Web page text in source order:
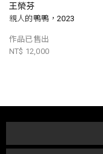
王榮芬
親人的鴨鴨，2023
作品已售出
NT$ 12,000